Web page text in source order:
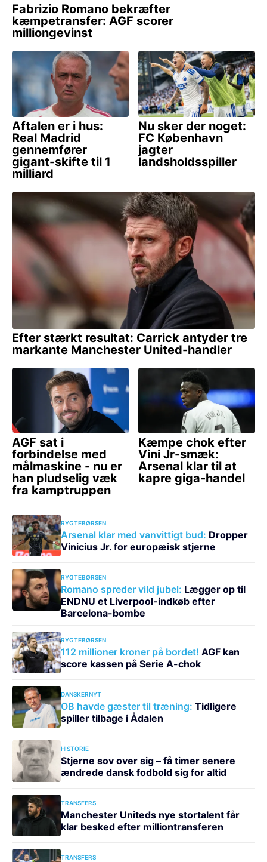
RYGTEBØRSEN
Arsenal klar med vanvittigt bud: Dropper
Vinicius Jr. for europæisk stjerne
RYGTEBØRSEN
Romano spreder vild jubel: Lægger op til
ENDNU et Liverpool-indkøb efter
Barcelona-bombe
RYGTEBØRSEN
112 millioner kroner på bordet! AGF kan
score kassen på Serie A-chok
DANSKERNYT
OB havde gæster til træning: Tidligere
spiller tilbage i Ådalen
HISTORIE
Stjerne sov over sig – få timer senere
ændrede dansk fodbold sig for altid
TRANSFERS
Manchester Uniteds nye stortalent får
klar besked efter milliontransferen
TRANSFERS